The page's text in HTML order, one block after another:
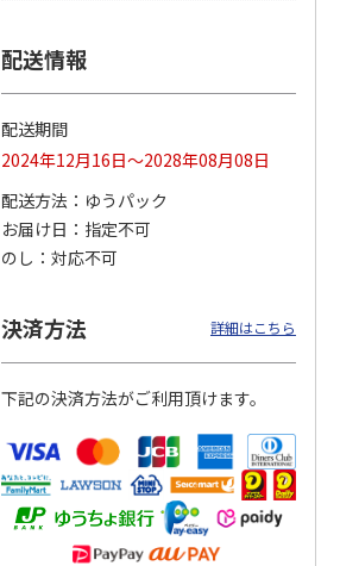
ペット線香 虹のか
なた フルーティフ
ローラルの香り
590円
(送料別・税込)
100円
(送料別・税込)
配送情報
配送期間
2024年12月16日～2028年08月08日
配送方法
ゆうパック
お届け日
指定不可
のし
対応不可
決済方法 詳細はこちら
下記の決済方法がご利用頂けます。